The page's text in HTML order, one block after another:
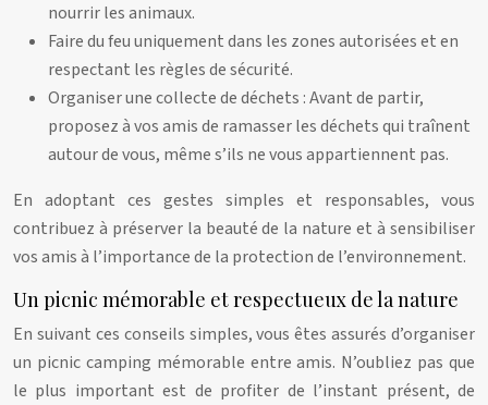
nourrir les animaux.
Faire du feu uniquement dans les zones autorisées et en
respectant les règles de sécurité.
Organiser une collecte de déchets : Avant de partir,
proposez à vos amis de ramasser les déchets qui traînent
autour de vous, même s’ils ne vous appartiennent pas.
En adoptant ces gestes simples et responsables, vous
contribuez à préserver la beauté de la nature et à sensibiliser
vos amis à l’importance de la protection de l’environnement.
Un picnic mémorable et respectueux de la nature
En suivant ces conseils simples, vous êtes assurés d’organiser
un picnic camping mémorable entre amis. N’oubliez pas que
le plus important est de profiter de l’instant présent, de